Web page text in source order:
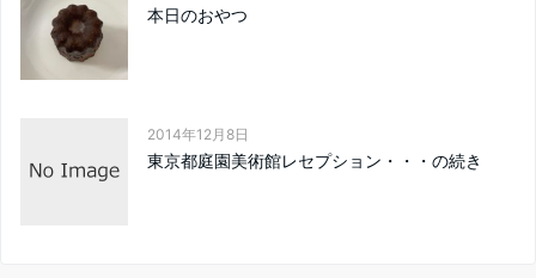
本日のおやつ
2014年12月8日
東京都庭園美術館レセプション・・・の続き